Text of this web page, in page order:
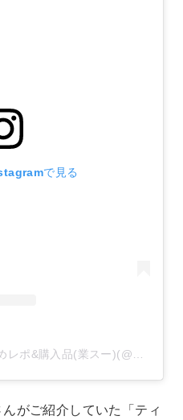
で見る
スー)(@gyousu_kirin)がシェアした投稿
がご紹介していた「ティ